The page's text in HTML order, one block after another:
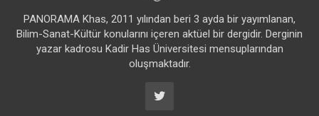
PANORAMA Khas, 2011 yılından beri 3 ayda bir yayımlanan,
Bilim-Sanat-Kültür konularını içeren aktüel bir dergidir. Derginin
yazar kadrosu Kadir Has Üniversitesi mensuplarından
oluşmaktadır.